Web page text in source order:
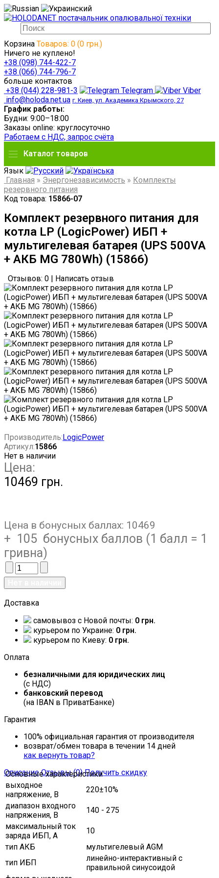
Корзина Товаров: 0 (0 грн.)
Ничего не куплено!
+38 (098) 744-422-7
+38 (066) 744-796-7
больше контактов
+38 (044) 228-981-3
Telegram
Viber
info@holoda.net.ua г. Киев, ул. Академика Крымского, 27
График работы:
Будни: 9:00–18:00
Заказы online: круглосуточно
Работаем с НДС, запрос счёта
Каталог товаров
Язык
Главная » Энергонезависимость » Комплекты
резервного питания
Код товара: 15866-07
Комплект резервного питания для
котла LP (LogicPower) ИБП +
мультигелевая батарея (UPS 500VA
+ АКБ MG 780Wh) (15866)
Отзывов: 0 Написать отзыв
Производитель: LogicPower
Артикул:15866
Нет в наличии
Цена:
10469 грн.
Цена в бонусных баллах: 10469
+ 105 бонусных баллов (1 балл = 1
гривна)
Доставка
самовывоз c Новой почты: 0 грн.
курьером по Украине: 0 грн.
курьером по Киеву: 0 грн.
Оплата
безналичными для юридических лиц
(с НДС)
банковский перевод
(на IBAN в ПриватБанке)
Гарантия
100% официальная гарантия от производителя
возврат/обмен товара в течении 14 дней
как вернуть товар?
Описание Отзывы (0) Получить скидку
Основные характеристики
выходное
напряжение, В
220±10%
диапазон входного
напряжения, В
140 - 275
максимальный ток
заряда ИБП, A
10
тип АКБ
мультигелевый AGM
тип ИБП
линейно-интерактивный с
правильной синусоидой